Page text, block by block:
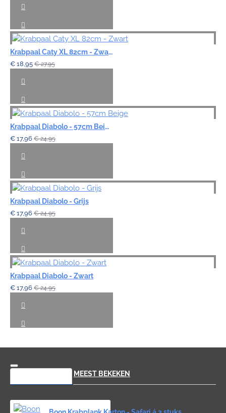
Krabpaal Caty XL 82cm - Zwart
€ 18,95 € 27,95
Krabpaal Diabolo - 57cm Beige
€ 17,96 € 24,95
Krabpaal Diabolo - Grijs
€ 17,96 € 24,95
Krabpaal Diabolo - Zwart
€ 17,96 € 24,95
MEEST BEKEKEN